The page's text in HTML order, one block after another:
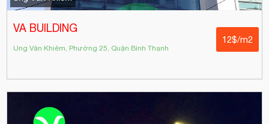
VA BUILDING
Ung Văn Khiêm, Phường 25, Quận Bình Thạnh
12$/m2